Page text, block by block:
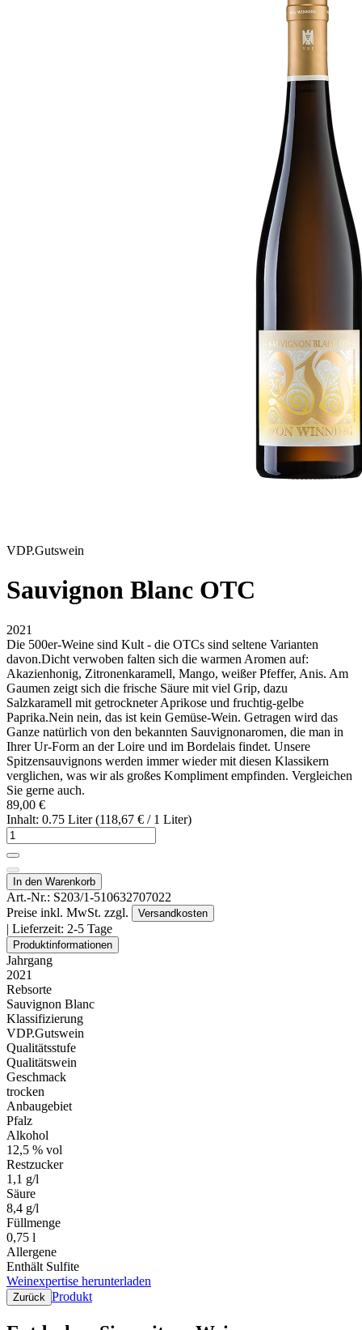
VDP.Gutswein
Sauvignon Blanc OTC
2021
Die 500er-Weine sind Kult - die OTCs sind seltene Varianten
davon.Dicht verwoben falten sich die warmen Aromen auf:
Akazienhonig, Zitronenkaramell, Mango, weißer Pfeffer, Anis. Am
Gaumen zeigt sich die frische Säure mit viel Grip, dazu
Salzkaramell mit getrockneter Aprikose und fruchtig-gelbe
Paprika.Nein nein, das ist kein Gemüse-Wein. Getragen wird das
Ganze natürlich von den bekannten Sauvignonaromen, die man in
Ihrer Ur-Form an der Loire und im Bordelais findet. Unsere
Spitzensauvignons werden immer wieder mit diesen Klassikern
verglichen, was wir als großes Kompliment empfinden. Vergleichen
Sie gerne auch.
89,00 €
Inhalt: 0.75 Liter (118,67 € / 1 Liter)
In den Warenkorb
Art.-Nr.: S203/1-510632707022
Preise inkl. MwSt. zzgl.
Versandkosten
| Lieferzeit: 2-5 Tage
Produktinformationen
Jahrgang
2021
Rebsorte
Sauvignon Blanc
Klassifizierung
VDP.Gutswein
Qualitätsstufe
Qualitätswein
Geschmack
trocken
Anbaugebiet
Pfalz
Alkohol
12,5 % vol
Restzucker
1,1 g/l
Säure
8,4 g/l
Füllmenge
0,75 l
Allergene
Enthält Sulfite
Weinexpertise herunterladen
Zurück Produkt